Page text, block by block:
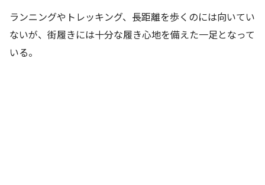
ランニングやトレッキング、長距離を歩くのには向いてい
ないが、街履きには十分な履き心地を備えた一足となって
いる。